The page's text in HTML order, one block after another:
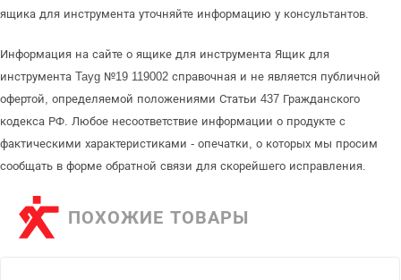
ящика для инструмента уточняйте информацию у консультантов.
Информация на сайте о ящике для инструмента Ящик для
инструмента Tayg №19 119002 справочная и не является публичной
офертой, определяемой положениями Статьи 437 Гражданского
кодекса РФ. Любое несоответствие информации о продукте с
фактическими характеристиками - опечатки, о которых мы просим
сообщать в форме обратной связи для скорейшего исправления.
ПОХОЖИЕ ТОВАРЫ